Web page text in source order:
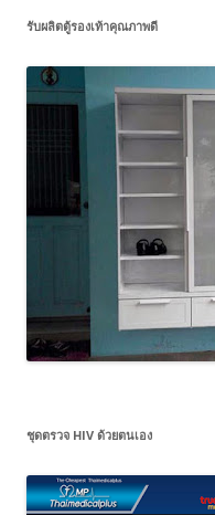
รับผลิตตู้รองเท้าคุณภาพดี
ชุดตรวจ HIV ด้วยตนเอง